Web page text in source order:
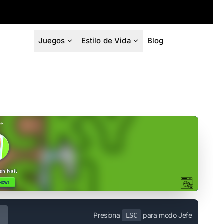
Juegos Estilo de Vida Blog
Presiona ESC para modo Jefe